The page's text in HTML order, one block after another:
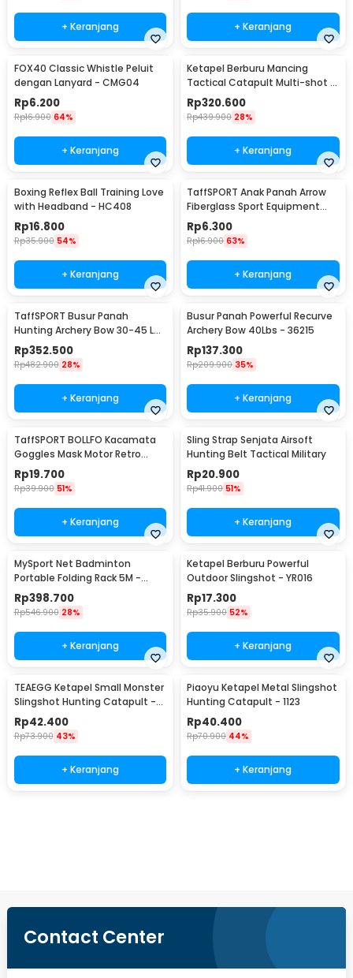
+ Keranjang + Keranjang
FOX40 Classic Whistle Peluit
dengan Lanyard - CMG04
Rp6.200
Rp16.900 64%
+ Keranjang
Ketapel Berburu Mancing
Tactical Catapult Multi-shot -
KMSS
Rp320.600
Rp439.900 28%
+ Keranjang
Boxing Reflex Ball Training Love
with Headband - HC408
Rp16.800
Rp35.900 54%
+ Keranjang
TaffSPORT Anak Panah Arrow
Fiberglass Sport Equipment
Spine 800 1 PCS - JH813
Rp6.300
Rp16.900 63%
+ Keranjang
TaffSPORT Busur Panah
Hunting Archery Bow 30-45 LB
- SA
Rp352.500
Rp482.900 28%
+ Keranjang
Busur Panah Powerful Recurve
Archery Bow 40Lbs - 36215
Rp137.300
Rp209.900 35%
+ Keranjang
TaffSPORT BOLLFO Kacamata
Goggles Mask Motor Retro
Windproof - MT-04
Rp19.700
Rp39.900 51%
+ Keranjang
Sling Strap Senjata Airsoft
Hunting Belt Tactical Military
Rp20.900
Rp41.900 51%
+ Keranjang
MySport Net Badminton
Portable Folding Rack 5M -
T300
Rp398.700
Rp546.900 28%
+ Keranjang
Ketapel Berburu Powerful
Outdoor Slingshot - YR016
Rp17.300
Rp35.900 52%
+ Keranjang
TEAEGG Ketapel Small Monster
Slingshot Hunting Catapult -
JH8171
Rp42.400
Rp73.900 43%
+ Keranjang
Piaoyu Ketapel Metal Slingshot
Hunting Catapult - 1123
Rp40.400
Rp70.900 44%
+ Keranjang
Contact Center